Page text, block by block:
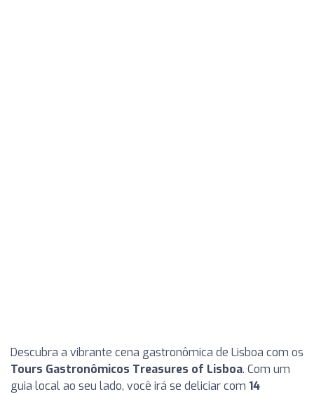
Descubra a vibrante cena gastronômica de Lisboa com os
Tours Gastronômicos Treasures of Lisboa. Com um
guia local ao seu lado, você irá se deliciar com 14